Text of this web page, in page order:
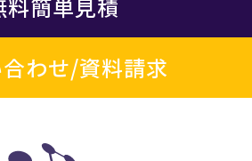
料簡単見積
わせ/資料請求